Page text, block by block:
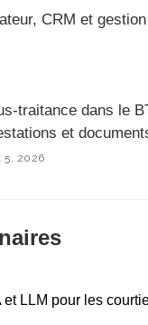
CRM et
traitance dans le
et
5, 2026
et LLM pour les